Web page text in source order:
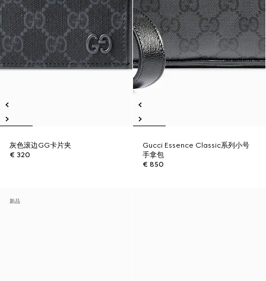
灰色滚边GG卡片夹
€ 320
Gucci Essence Classic系列小号
手拿包
€ 850
新品